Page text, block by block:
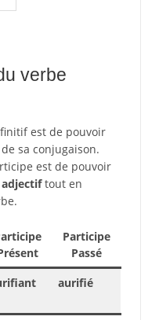
verbe
est de pouvoir
sa conjugaison.
est de pouvoir
tout en
Participe
Passé
aurifié